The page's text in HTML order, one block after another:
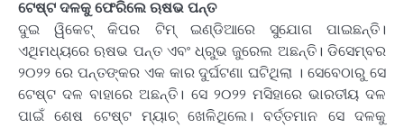
ଟେଷ୍ଟ ଦଳକୁ ଫେରିଲେ ଋଷଭ ପନ୍ତ
ଦୁଇ ୱିକେଟ୍ କିପର ଟିମ୍ ଇଣ୍ଡିଆରେ ସୁଯୋଗ ପାଇଛନ୍ତି।
ଏଥିମଧ୍ୟରେ ଋଷଭ ପନ୍ତ ଏବଂ ଧ୍ରୁଭ ଜୁରେଲ ଅଛନ୍ତି। ଡିସେମ୍ବର
୨୦୨୨ ରେ ପନ୍ତଙ୍କର ଏକ କାର ଦୁର୍ଘଟଣା ଘଟିଥିଲା ​। ସେବେଠାରୁ ସେ
ଟେଷ୍ଟ ଦଳ ବାହାରେ ଅଛନ୍ତି। ସେ ୨୦୨୨ ମସିହାରେ ଭାରତୀୟ ଦଳ
ପାଇଁ ଶେଷ ଟେଷ୍ଟ ମ୍ୟାଚ୍ ଖେଳିଥିଲେ। ବର୍ତ୍ତମାନ ସେ ଦଳକୁ